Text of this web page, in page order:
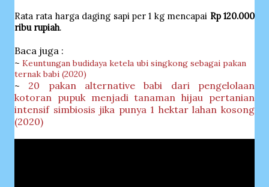
Rata rata harga daging sapi per 1 kg mencapai Rp 120.000
ribu rupiah.
Baca juga :
~ Keuntungan budidaya ketela ubi singkong sebagai pakan
ternak babi (2020)
~ 20 pakan alternative babi dari pengelolaan
kotoran pupuk menjadi tanaman hijau pertanian
intensif simbiosis jika punya 1 hektar lahan kosong
(2020)